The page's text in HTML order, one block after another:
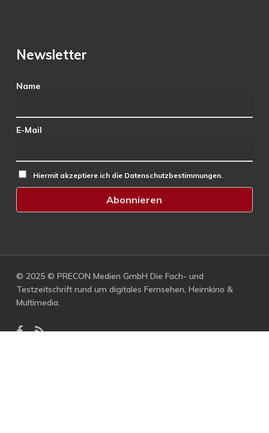
Newsletter
Name
E-Mail
Hiermit akzeptiere ich die Datenschutzbestimmungen.
© 2025 © PRECON Medien GmbH Die Fach- und
Testzeitschrift rund um digitales Fernsehen, Heimkino &
Multimedia.
facebook
RSS